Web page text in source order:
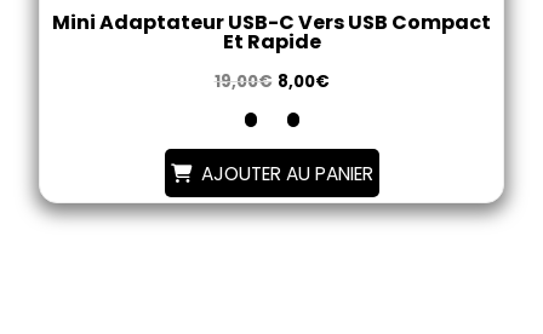
Mini Adaptateur USB-C Vers USB Compact
Et Rapide
19,00€ 8,00€
AJOUTER AU PANIER